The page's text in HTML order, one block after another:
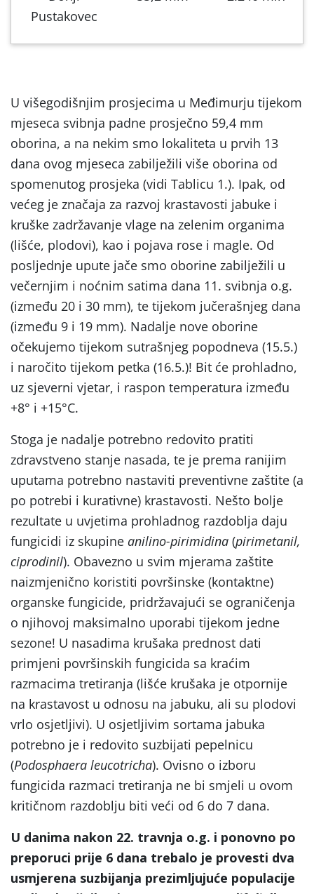
Pustakovec
U višegodišnjim prosjecima u Međimurju tijekom
mjeseca svibnja padne prosječno 59,4 mm
oborina, a na nekim smo lokaliteta u prvih 13
dana ovog mjeseca zabilježili više oborina od
spomenutog prosjeka (vidi Tablicu 1.). Ipak, od
većeg je značaja za razvoj krastavosti jabuke i
kruške zadržavanje vlage na zelenim organima
(lišće, plodovi), kao i pojava rose i magle. Od
posljednje upute jače smo oborine zabilježili u
večernjim i noćnim satima dana 11. svibnja o.g.
(između 20 i 30 mm), te tijekom jučerašnjeg dana
(između 9 i 19 mm). Nadalje nove oborine
očekujemo tijekom sutrašnjeg popodneva (15.5.)
i naročito tijekom petka (16.5.)! Bit će prohladno,
uz sjeverni vjetar, i raspon temperatura između
+8° i +15°C.
Stoga je nadalje potrebno redovito pratiti
zdravstveno stanje nasada, te je prema ranijim
uputama potrebno nastaviti preventivne zaštite (a
po potrebi i kurativne) krastavosti. Nešto bolje
rezultate u uvjetima prohladnog razdoblja daju
fungicidi iz skupine anilino-pirimidina (pirimetanil,
ciprodinil). Obavezno u svim mjerama zaštite
naizmjenično koristiti površinske (kontaktne)
organske fungicide, pridržavajući se ograničenja
o njihovoj maksimalno uporabi tijekom jedne
sezone! U nasadima krušaka prednost dati
primjeni površinskih fungicida sa kraćim
razmacima tretiranja (lišće krušaka je otpornije
na krastavost u odnosu na jabuku, ali su plodovi
vrlo osjetljivi). U osjetljivim sortama jabuka
potrebno je i redovito suzbijati pepelnicu
(Podosphaera leucotricha). Ovisno o izboru
fungicida razmaci tretiranja ne bi smjeli u ovom
kritičnom razdoblju biti veći od 6 do 7 dana.
U danima nakon 22. travnja o.g. i ponovno po
preporuci prije 6 dana trebalo je provesti dva
usmjerena suzbijanja prezimljujuće populacije